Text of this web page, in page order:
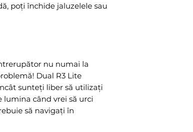
poți închide jaluzelele sau
nu numai la
Dual R3 Lite
sunteți liber să utilizați
lumina când vrei să urci
să navigați în